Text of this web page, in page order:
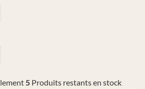
5 Produits restants en stock